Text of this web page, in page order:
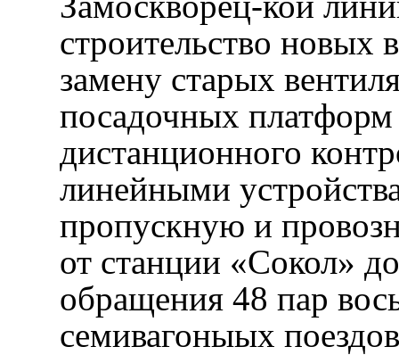
строительство новых
замену старых
посадочных платформ
дистанционного
линейными
пропускную и
от станции «Сокол»
обращения 48 пар
семивагоныых